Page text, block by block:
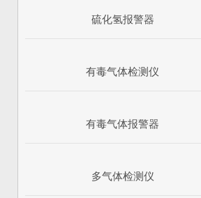
硫化氢报警器
有毒气体检测仪
有毒气体报警器
多气体检测仪